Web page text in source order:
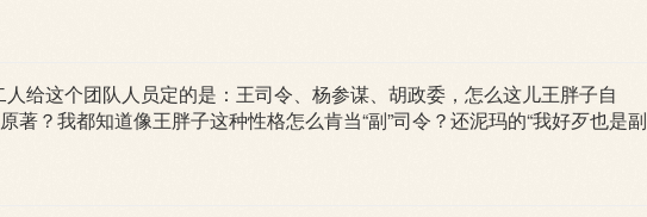
给这个团队人员定的是：王司令、杨参谋、胡政委，怎么这儿王胖子自
著？我都知道像王胖子这种性格怎么肯当“副”司令？还泥玛的“我好歹也是副